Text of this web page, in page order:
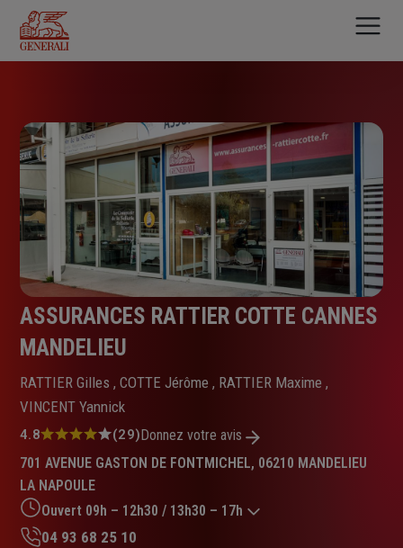
contenu
principal
ASSURANCES RATTIER COTTE CANNES
MANDELIEU
RATTIER Gilles , COTTE Jérôme , RATTIER Maxime ,
VINCENT Yannick
Note
4.8
sur
5
étoiles
4.8 (29)Donnez votre avis
701 AVENUE GASTON DE FONTMICHEL, 06210 MANDELIEU
LA NAPOULE
Ouvert 09h – 12h30 / 13h30 – 17h
04 93 68 25 10